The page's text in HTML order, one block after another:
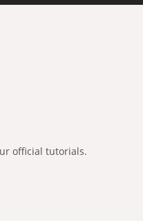
official tutorials.